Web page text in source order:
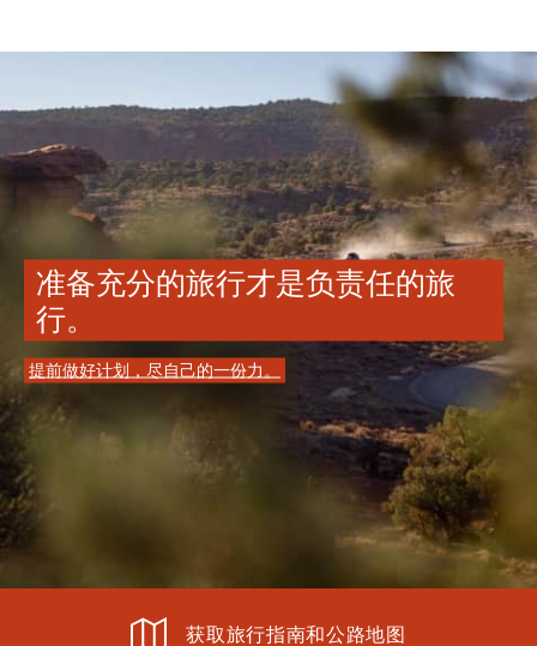
准备充分的旅行才是负责任的旅
行。
提前做好计划，尽自己的一份力。
获取旅行指南和公路地图